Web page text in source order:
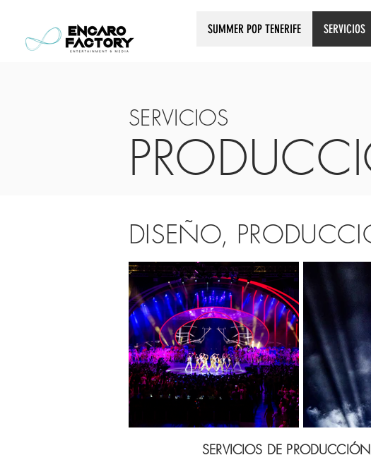
SUMMER POP TENERIFE SERVICIOS
SERVICIOS
DISEÑO,
SERVICIOS DE